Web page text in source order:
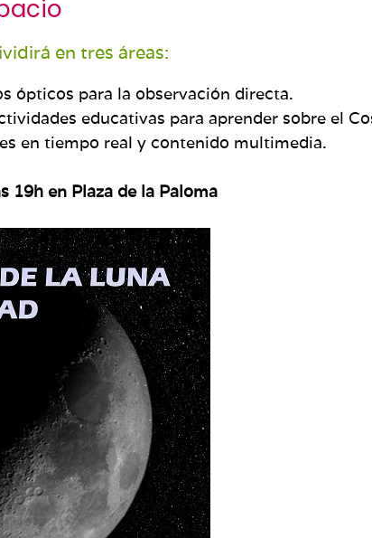
en tres áreas:
ópticos para la observación directa.
educativas para aprender sobre el
en tiempo real y contenido multimedia.
19h en Plaza de la Paloma